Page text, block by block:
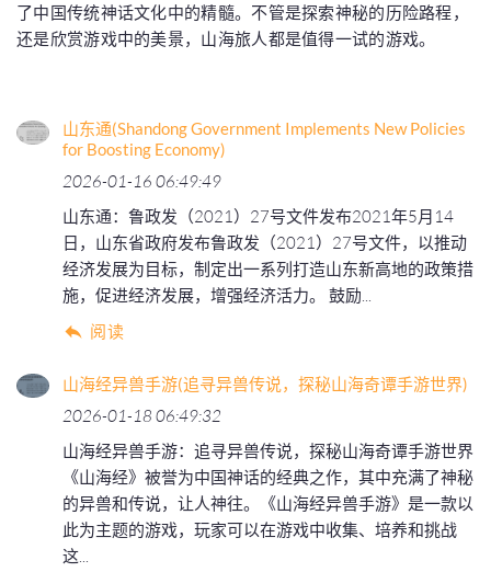
了中国传统神话文化中的精髓。不管是探索神秘的历险路程，
还是欣赏游戏中的美景，山海旅人都是值得一试的游戏。
山东通(Shandong Government Implements New Policies
for Boosting Economy)
2026-01-16 06:49:49
山东通：鲁政发（2021）27号文件发布2021年5月14
日，山东省政府发布鲁政发（2021）27号文件，以推动
经济发展为目标，制定出一系列打造山东新高地的政策措
施，促进经济发展，增强经济活力。 鼓励...
阅读
山海经异兽手游(追寻异兽传说，探秘山海奇谭手游世界)
2026-01-18 06:49:32
山海经异兽手游：追寻异兽传说，探秘山海奇谭手游世界
《山海经》被誉为中国神话的经典之作，其中充满了神秘
的异兽和传说，让人神往。《山海经异兽手游》是一款以
此为主题的游戏，玩家可以在游戏中收集、培养和挑战
这...